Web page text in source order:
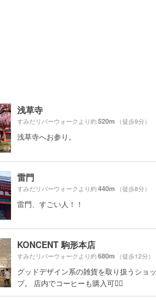
浅草寺
すみだリバーウォークより約520m （徒歩9分）
浅草寺へお参り。
雷門
すみだリバーウォークより約440m （徒歩8分）
雷門、すごい人！！
KONCENT 駒形本店
すみだリバーウォークより約680m （徒歩12分）
グッドデザイン系の雑貨を取り扱うショッ
プ。 店内でコーヒーも購入可🙆‍♀️